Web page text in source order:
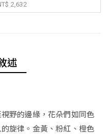
2,632
述
野的邊緣，花朵們如同色
旋律。金黃、粉紅、橙色